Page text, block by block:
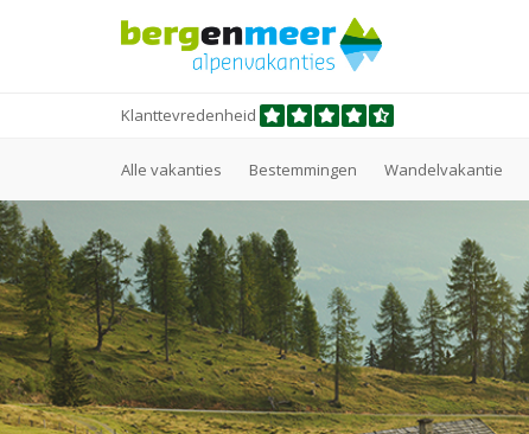
Klanttevredenheid
Alle vakanties Bestemmingen Wandelvakantie